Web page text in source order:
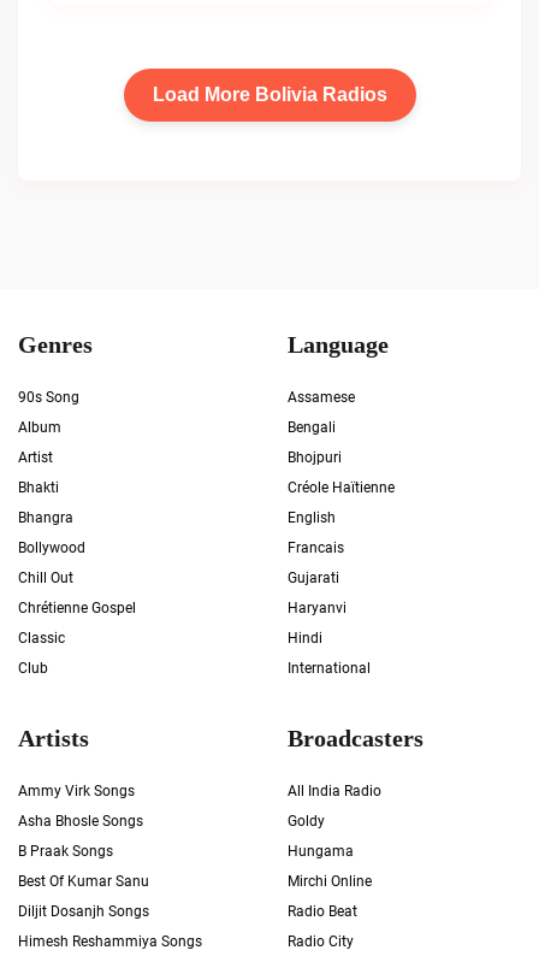
Load More Bolivia Radios
Genres
90s Song
Album
Artist
Bhakti
Bhangra
Bollywood
Chill Out
Chrétienne Gospel
Classic
Club
Language
Assamese
Bengali
Bhojpuri
Créole Haïtienne
English
Francais
Gujarati
Haryanvi
Hindi
International
Artists
Ammy Virk Songs
Asha Bhosle Songs
B Praak Songs
Best Of Kumar Sanu
Diljit Dosanjh Songs
Himesh Reshammiya Songs
Broadcasters
All India Radio
Goldy
Hungama
Mirchi Online
Radio Beat
Radio City